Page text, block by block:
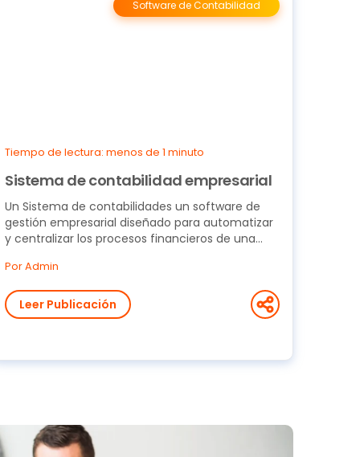
Software de Contabilidad
Tiempo de lectura: menos de 1 minuto
Sistema de contabilidad empresarial
Un Sistema de contabilidades un software de
gestión empresarial diseñado para automatizar
y centralizar los procesos financieros de una
Por Admin
Leer Publicación